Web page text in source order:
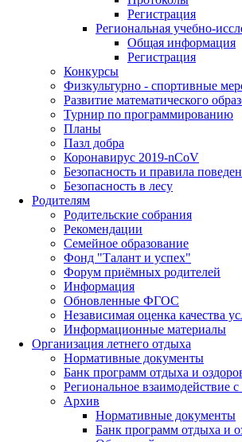
Регистрация
Региональная учебно-
Общая информация
Регистрация
Конкурсы
Физкультурно - спортивные
Развитие математического
Турнир по программированию
Планы
Пазл добра
Коронавирус 2019-nCoV
Безопасность и правила
Безопасность в лесу
Родителям
Родительские собрания
Рекомендации
Семейное образование
Фонд "Талант и успех"
Форум приёмных родителей
Информация
Обновленные ФГОС
Независимая оценка качества
Информационные материалы
Организация летнего отдыха
Нормативные документы
Банк программ отдыха и
Региональное
Архив
Нормативные документы
Банк программ отдыха и